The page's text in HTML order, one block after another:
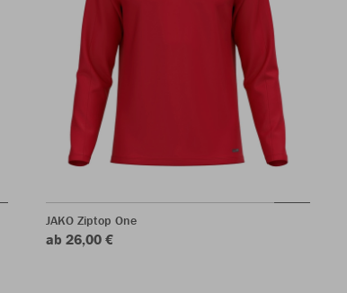
JAKO Ziptop One
ab 26,00 €